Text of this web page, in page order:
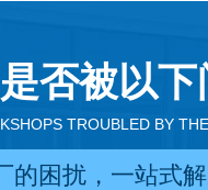
否被以
TROUBLED BY
的困扰，一站式